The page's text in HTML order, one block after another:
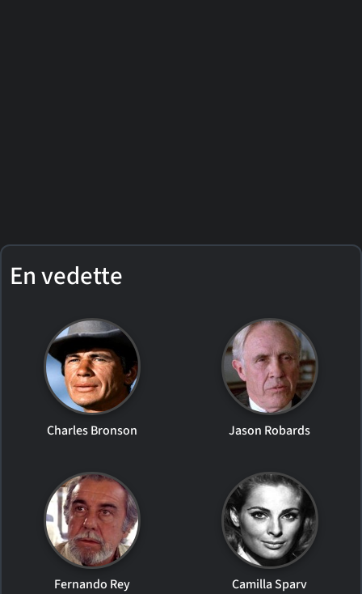
En vedette
Charles Bronson Jason Robards
Fernando Rey Camilla Sparv